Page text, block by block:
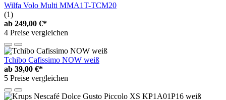
Wilfa Volo Multi MMA1T-TCM20
(1)
ab 249,00 €*
4 Preise vergleichen
Tchibo Cafissimo NOW weiß
ab 39,00 €*
5 Preise vergleichen